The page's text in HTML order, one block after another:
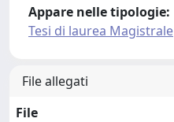
Appare nelle tipologie:
Tesi di laurea Magistrale
File allegati
File